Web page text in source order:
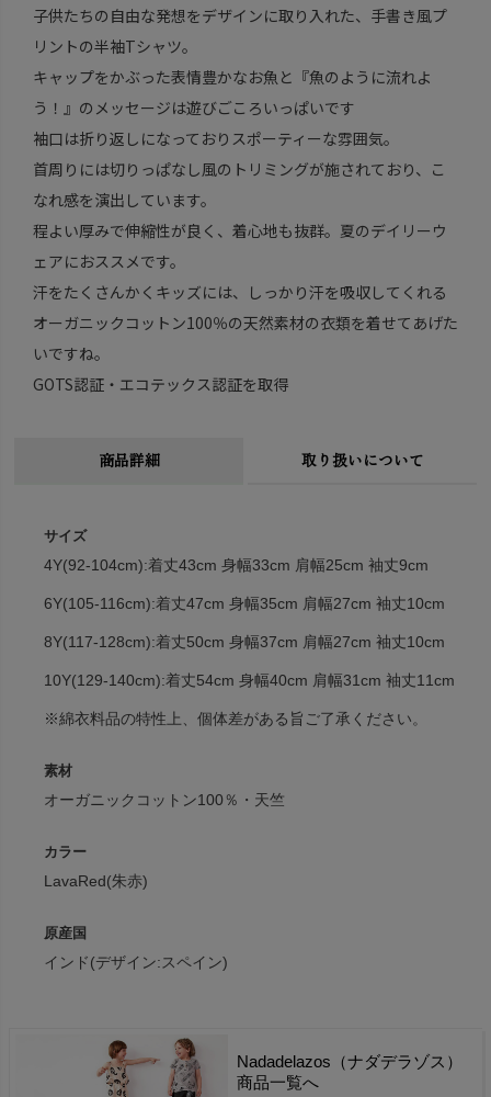
子供たちの自由な発想をデザインに取り入れた、手書き風プ
リントの半袖Tシャツ。
キャップをかぶった表情豊かなお魚と『魚のように流れよ
う！』のメッセージは遊びごころいっぱいです
袖口は折り返しになっておりスポーティーな雰囲気。
首周りには切りっぱなし風のトリミングが施されており、こ
なれ感を演出しています。
程よい厚みで伸縮性が良く、着心地も抜群。夏のデイリーウ
ェアにおススメです。
汗をたくさんかくキッズには、しっかり汗を吸収してくれる
オーガニックコットン100％の天然素材の衣類を着せてあげた
いですね。
GOTS認証・エコテックス認証を取得
商品詳細 取り扱いについて
サイズ
4Y(92-104cm):着丈43cm 身幅33cm 肩幅25cm 袖丈9cm
6Y(105-116cm):着丈47cm 身幅35cm 肩幅27cm 袖丈10cm
8Y(117-128cm):着丈50cm 身幅37cm 肩幅27cm 袖丈10cm
10Y(129-140cm):着丈54cm 身幅40cm 肩幅31cm 袖丈11cm
※綿衣料品の特性上、個体差がある旨ご了承ください。
素材
オーガニックコットン100％・天竺
カラー
LavaRed(朱赤)
原産国
インド(デザイン:スペイン)
Nadadelazos（ナダデラゾス）
商品一覧へ